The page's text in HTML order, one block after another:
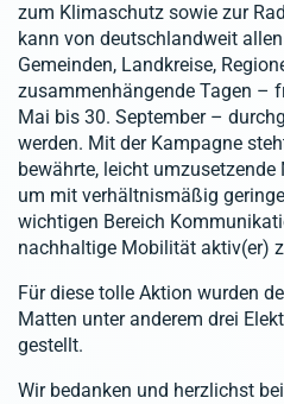
zum Klimaschutz sowie zur
kann von deutschlandweit
Gemeinden, Landkreise,
zusammenhängende Tagen –
Mai bis 30. September –
werden. Mit der Kampagne
bewährte, leicht
um mit verhältnismäßig
wichtigen Bereich
nachhaltige Mobilität aktiv(er)
Für diese tolle Aktion wurden
Matten unter anderem drei
gestellt.
Wir bedanken und herzlichst